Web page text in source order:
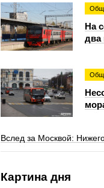
На
два
Вслед за Москвой:
Картина дня